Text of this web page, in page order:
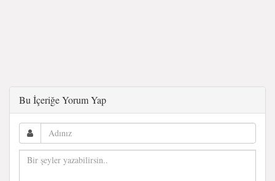
Bu İçeriğe Yorum Yap